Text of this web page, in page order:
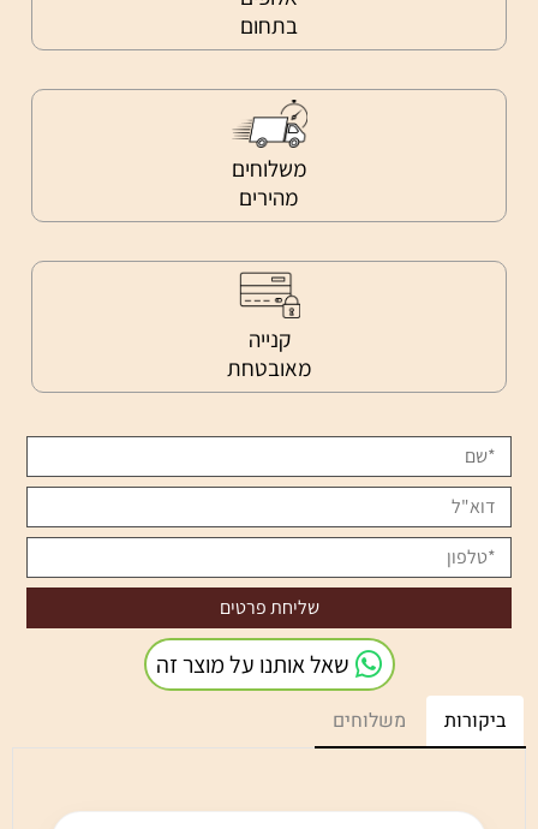
בתחום
משלוחים
מהירים
קנייה
מאובטחת
שאל אותנו על מוצר זה
ביקורות משלוחים